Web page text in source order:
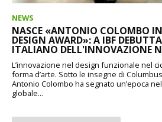
NEWS
NASCE «ANTONIO COLOMBO
DESIGN AWARD»: A IBF
ITALIANO DELL'INNOVAZIONE
L’innovazione nel design funzionale nel
forma d’arte. Sotto le insegne di
Antonio Colombo ha segnato un’epoca
globale...